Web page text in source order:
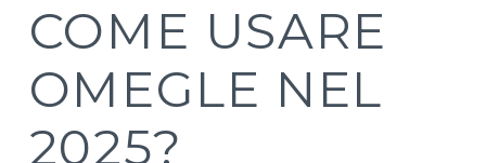
COME USARE
OMEGLE NEL
2025?